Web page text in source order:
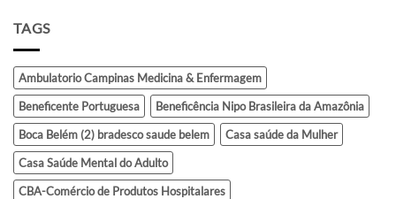
TAGS
Ambulatorio Campinas Medicina & Enfermagem
Beneficente Portuguesa
Beneficência Nipo Brasileira da Amazônia
Boca Belém (2) bradesco saude belem
Casa saúde da Mulher
Casa Saúde Mental do Adulto
CBA-Comércio de Produtos Hospitalares